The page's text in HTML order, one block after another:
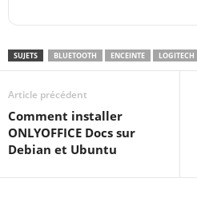
SUJETS BLUETOOTH ENCEINTE LOGITECH
Article précédent
Comment installer
ONLYOFFICE Docs sur
Debian et Ubuntu